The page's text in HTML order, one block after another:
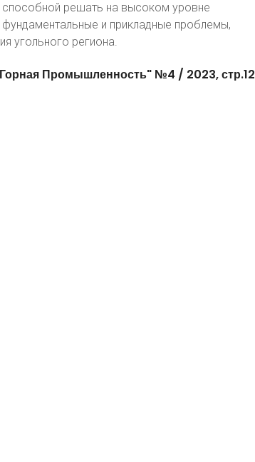
способной решать на высоком уровне
фундаментальные и прикладные проблемы,
угольного региона.
Промышленность" №4 / 2023,стр.12